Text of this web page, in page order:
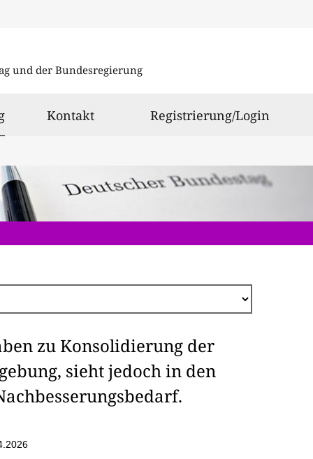
und der Bundesregierung
ausgewählt
Kontakt Registrierung/Login
zu Konsolidierung der
sieht jedoch in den